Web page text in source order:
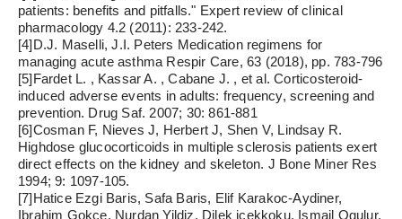
patients: benefits and pitfalls." Expert review of clinical
pharmacology 4.2 (2011): 233-242.
[4]D.J. Maselli, J.I. Peters Medication regimens for
managing acute asthma Respir Care, 63 (2018), pp.
[5]Fardet L. , Kassar A. , Cabane J. , et al.
induced adverse events in adults: frequency, screening
prevention. Drug Saf. 2007; 30: 861-881
[6]Cosman F, Nieves J, Herbert J, Shen V, Lindsay R.
Highdose glucocorticoids in multiple sclerosis patients
direct effects on the kidney and skeleton. J Bone Miner
1994; 9: 1097-105.
[7]Hatice Ezgi Baris, Safa Baris, Elif Karakoc-Aydiner,
Ibrahim Gokce, Nurdan Yildiz, Dilek icekkoku, Ismail